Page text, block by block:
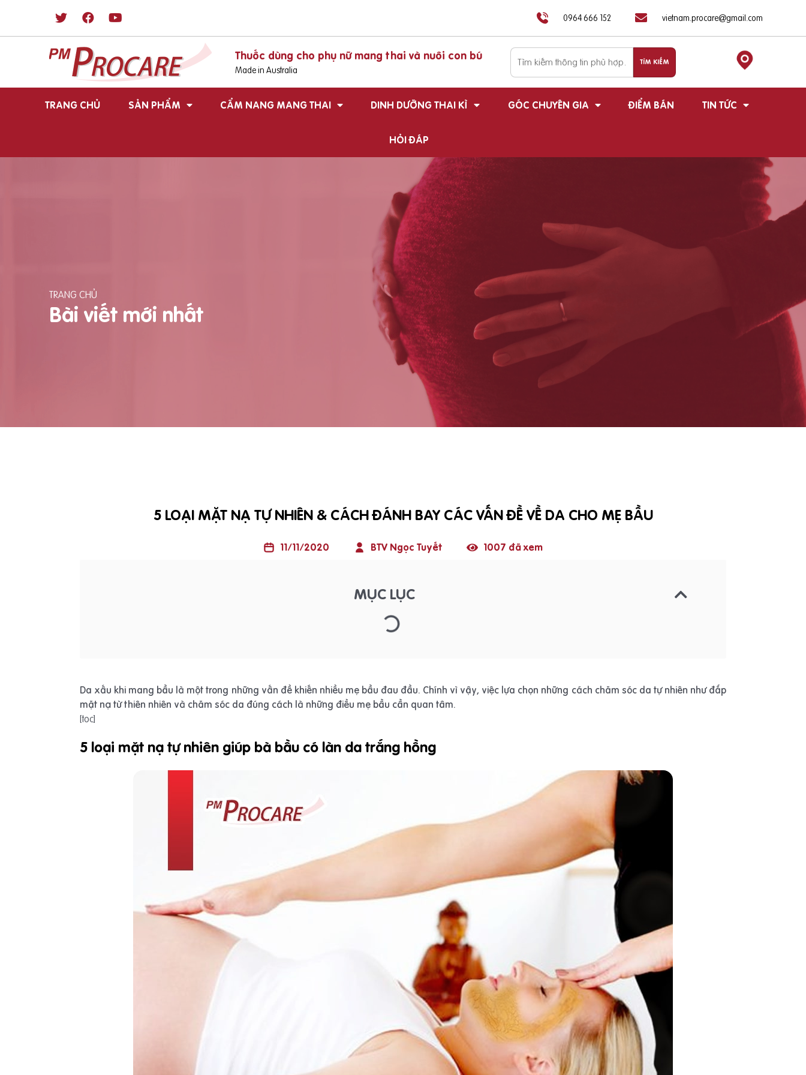
0964 666 152 vietnam.procare@gmail.com
Thuốc dùng cho phụ nữ mang thai và nuôi con bú
Made in Australia
TRANG CHỦ SẢN PHẨM CẨM NANG MANG THAI DINH DƯỠNG THAI KÌ GÓC CHUYÊN GIA ĐIỂM BÁN TIN TỨC
HỎI ĐÁP
TRANG CHỦ
Bài viết mới nhất
5 LOẠI MẶT NẠ TỰ NHIÊN & CÁCH ĐÁNH BAY CÁC VẤN ĐỀ VỀ DA CHO MẸ BẦU
11/11/2020 BTV Ngọc Tuyết 1007 đã xem
MỤC LỤC
Da xấu khi mang bầu là một trong những vấn đề khiến nhiều mẹ bầu đau đầu. Chính vì vậy, việc lựa chọn những cách chăm sóc da tự nhiên như đắp
mặt nạ từ thiên nhiên và chăm sóc da đúng cách là những điều mẹ bầu cần quan tâm.
[toc]
5 loại mặt nạ tự nhiên giúp bà bầu có làn da trắng hồng